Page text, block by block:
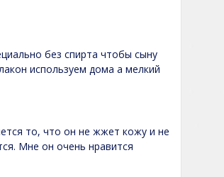
без спирта чтобы сыну
используем дома а мелкий
то, что он не жжет кожу и не
Мне он очень нравится